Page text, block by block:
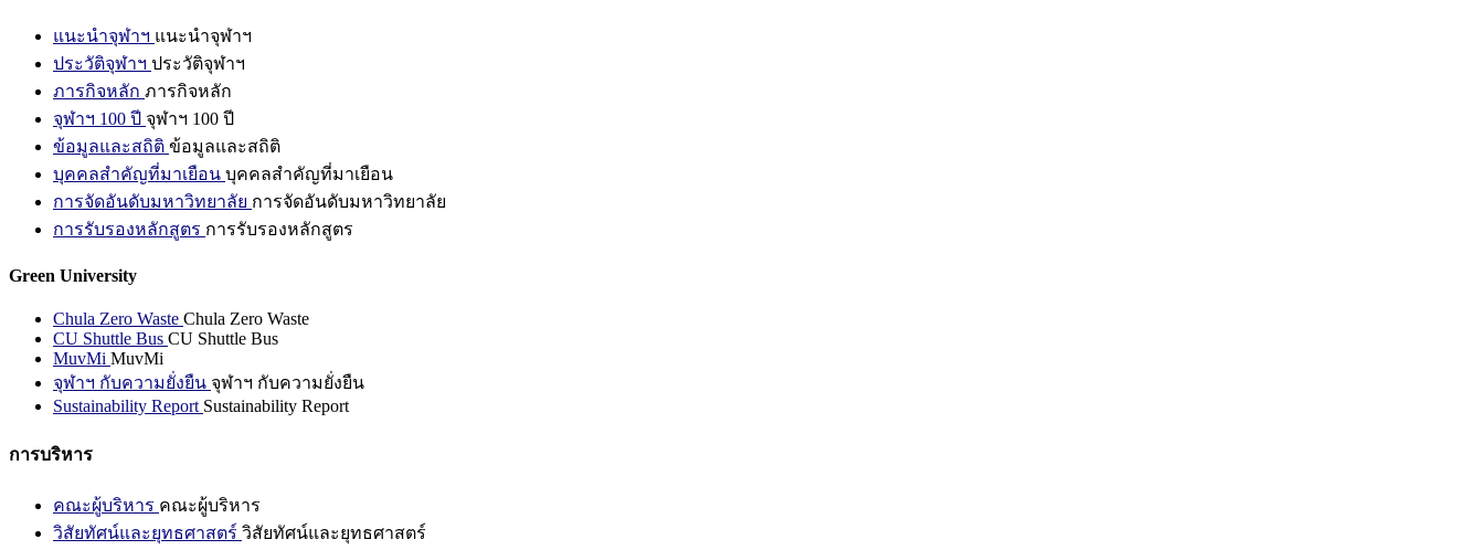
แนะนำจุฬาฯ แนะนำจุฬาฯ
ประวัติจุฬาฯ ประวัติจุฬาฯ
ภารกิจหลัก ภารกิจหลัก
จุฬาฯ 100 ปี จุฬาฯ 100 ปี
ข้อมูลและสถิติ ข้อมูลและสถิติ
บุคคลสำคัญที่มาเยือน บุคคลสำคัญที่มาเยือน
การจัดอันดับมหาวิทยาลัย การจัดอันดับมหาวิทยาลัย
การรับรองหลักสูตร การรับรองหลักสูตร
Green University
Chula Zero Waste Chula Zero Waste
CU Shuttle Bus CU Shuttle Bus
MuvMi MuvMi
จุฬาฯ กับความยั่งยืน จุฬาฯ กับความยั่งยืน
Sustainability Report Sustainability Report
การบริหาร
คณะผู้บริหาร คณะผู้บริหาร
วิสัยทัศน์และยุทธศาสตร์ วิสัยทัศน์และยุทธศาสตร์